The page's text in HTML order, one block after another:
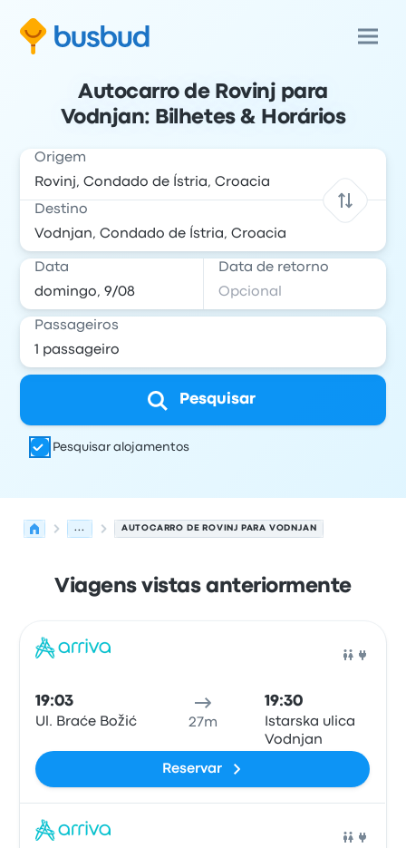
Autocarro de Rovinj para
Vodnjan: Bilhetes & Horários
Origem
Destino
Data Data de retorno
Passageiros
Pesquisar
Pesquisar alojamentos
... AUTOCARRO DE ROVINJ PARA VODNJAN
Viagens vistas anteriormente
19:03
Ul. Braće Božić 27m
19:30
Istarska ulica
Vodnjan
Reservar